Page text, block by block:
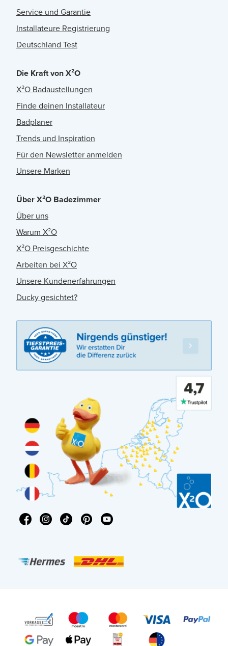
Service und Garantie
Installateure Registrierung
Deutschland Test
Die Kraft von X²O
X²O Badaustellungen
Finde deinen Installateur
Badplaner
Trends und Inspiration
Für den Newsletter anmelden
Unsere Marken
Über X²O Badezimmer
Über uns
Warum X²O
X²O Preisgeschichte
Arbeiten bei X²O
Unsere Kundenerfahrungen
Ducky gesichtet?